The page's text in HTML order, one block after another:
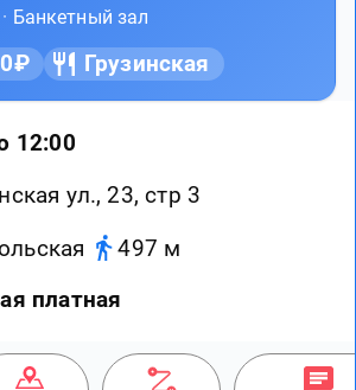
· Банкетный зал
Грузинская
12:00
ул., 23, стр 3
497 м
платная